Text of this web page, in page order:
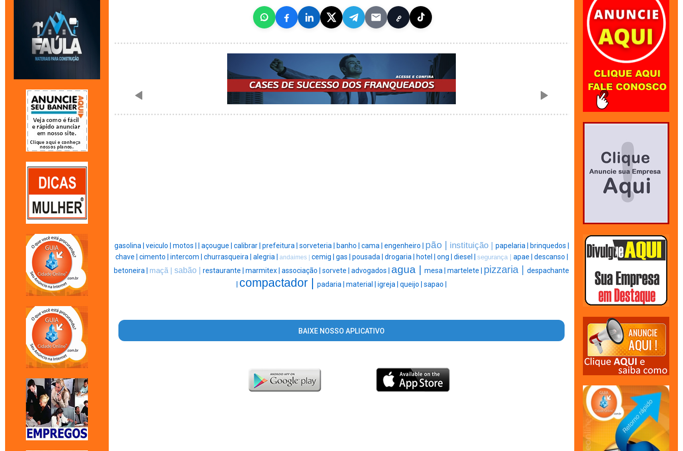
gasolina | veiculo | motos | açougue | calibrar | prefeitura | sorveteria | banho | cama | engenheiro | pão | instituição | papelaria |
brinquedos |
chave | cimento | intercom | churrasqueira | alegria | andaimes | cemig | gas | pousada | drogaria | hotel | ong | diesel | segurança | apae | descanso |
betoneira | maçã | sabão | restaurante | marmitex | associação | sorvete | advogados | agua | mesa | martelete | pizzaria |
despachante
compactador | padaria | material | igreja | queijo | sapao |
BAIXE NOSSO APLICATIVO